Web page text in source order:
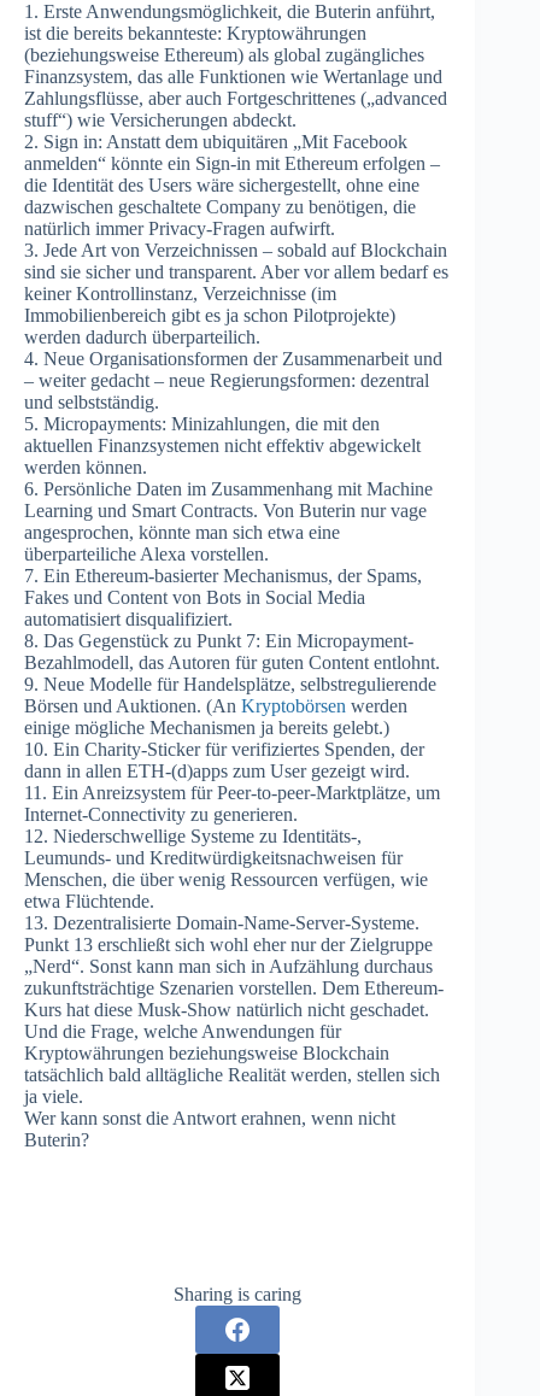
1. Erste Anwendungsmöglichkeit, die Buterin anführt,
ist die bereits bekannteste: Kryptowährungen
(beziehungsweise Ethereum) als global zugängliches
Finanzsystem, das alle Funktionen wie Wertanlage und
Zahlungsflüsse, aber auch Fortgeschrittenes („advanced
stuff“) wie Versicherungen abdeckt.
2. Sign in: Anstatt dem ubiquitären „Mit Facebook
anmelden“ könnte ein Sign-in mit Ethereum erfolgen –
die Identität des Users wäre sichergestellt, ohne eine
dazwischen geschaltete Company zu benötigen, die
natürlich immer Privacy-Fragen aufwirft.
3. Jede Art von Verzeichnissen – sobald auf Blockchain
sind sie sicher und transparent. Aber vor allem bedarf es
keiner Kontrollinstanz, Verzeichnisse (im
Immobilienbereich gibt es ja schon Pilotprojekte)
werden dadurch überparteilich.
4. Neue Organisationsformen der Zusammenarbeit und
– weiter gedacht – neue Regierungsformen: dezentral
und selbstständig.
5. Micropayments: Minizahlungen, die mit den
aktuellen Finanzsystemen nicht effektiv abgewickelt
werden können.
6. Persönliche Daten im Zusammenhang mit Machine
Learning und Smart Contracts. Von Buterin nur vage
angesprochen, könnte man sich etwa eine
überparteiliche Alexa vorstellen.
7. Ein Ethereum-basierter Mechanismus, der Spams,
Fakes und Content von Bots in Social Media
automatisiert disqualifiziert.
8. Das Gegenstück zu Punkt 7: Ein Micropayment-
Bezahlmodell, das Autoren für guten Content entlohnt.
9. Neue Modelle für Handelsplätze, selbstregulierende
Börsen und Auktionen. (An Kryptobörsen werden
einige mögliche Mechanismen ja bereits gelebt.)
10. Ein Charity-Sticker für verifiziertes Spenden, der
dann in allen ETH-(d)apps zum User gezeigt wird.
11. Ein Anreizsystem für Peer-to-peer-Marktplätze, um
Internet-Connectivity zu generieren.
12. Niederschwellige Systeme zu Identitäts-,
Leumunds- und Kreditwürdigkeitsnachweisen für
Menschen, die über wenig Ressourcen verfügen, wie
etwa Flüchtende.
13. Dezentralisierte Domain-Name-Server-Systeme.
Punkt 13 erschließt sich wohl eher nur der Zielgruppe
„Nerd“. Sonst kann man sich in Aufzählung durchaus
zukunftsträchtige Szenarien vorstellen. Dem Ethereum-
Kurs hat diese Musk-Show natürlich nicht geschadet.
Und die Frage, welche Anwendungen für
Kryptowährungen beziehungsweise Blockchain
tatsächlich bald alltägliche Realität werden, stellen sich
ja viele.
Wer kann sonst die Antwort erahnen, wenn nicht
Buterin?
Sharing is caring